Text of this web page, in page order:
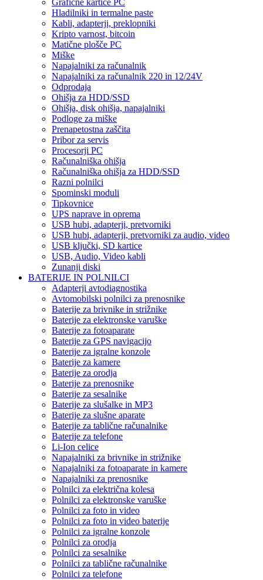
Hladilniki in termalne paste
Kabli, adapterji, preklopniki
Kripto varnost, bitcoin
Matične plošče PC
Miške
Napajalniki za računalnik
Napajalniki za računalnik 220 in 12/24V
Odprodaja
Ohišja za HDD/SSD
Ohišja, disk ohišja, napajalniki
Podloge za miške
Prenapetostna zaščita
Pribor za servis
Procesorji PC
Računalniška ohišja
Računalniška ohišja za HDD/SSD
Razni polnilci
Spominski moduli
Tipkovnice
UPS naprave in oprema
USB hubi, adapterji, pretvorniki
USB hubi, adapterji, pretvorniki za audio, video
USB ključki, SD kartice
USB, Audio, Video kabli
Zunanji diski
BATERIJE IN POLNILCI
Adapterji avtodiagnostika
Avtomobilski polnilci za prenosnike
Baterije za brivnike in strižnike
Baterije za elektronske varuške
Baterije za fotoaparate
Baterije za GPS navigacijo
Baterije za igralne konzole
Baterije za kamere
Baterije za orodja
Baterije za prenosnike
Baterije za sesalnike
Baterije za slušalke in MP3
Baterije za slušne aparate
Baterije za tablične računalnike
Baterije za telefone
Li-Ion celice
Napajalniki za brivnike in strižnike
Napajalniki za fotoaparate in kamere
Napajalniki za prenosnike
Polnilci za električna kolesa
Polnilci za elektronske varuške
Polnilci za foto in video
Polnilci za foto in video baterije
Polnilci za igralne konzole
Polnilci za orodja
Polnilci za sesalnike
Polnilci za tablične računalnike
Polnilci za telefone